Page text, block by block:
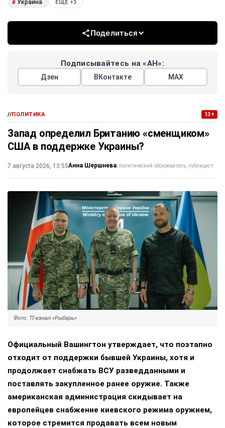
# Украина ЕЩЕ +3
Поделиться
Подписывайтесь на «АН»:
Дзен ВКонтакте МАХ
//ПОЛИТИКА 13+
Запад определил Британию «сменщиком»
США в поддержке Украины?
7 августа 2026, 13:55Анна Шершнева политический обозреватель, публицист
Фото: ТГ-канал «Рыбарь»
Официальный Вашингтон утверждает, что поэтапно
отходит от поддержки бывшей Украины, хотя и
продолжает снабжать ВСУ разведданными и
поставлять закупленное ранее оружие. Также
американская администрация скидывает на
европейцев снабжение киевского режима оружием,
которое стремится продавать всем новым